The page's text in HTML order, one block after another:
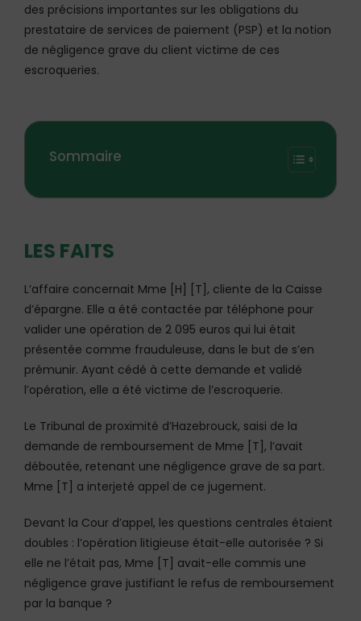
des précisions importantes sur les obligations du
prestataire de services de paiement (PSP) et la notion
de négligence grave du client victime de ces
escroqueries.
Sommaire
LES FAITS
L’affaire concernait Mme [H] [T], cliente de la Caisse
d’épargne. Elle a été contactée par téléphone pour
valider une opération de 2 095 euros qui lui était
présentée comme frauduleuse, dans le but de s’en
prémunir. Ayant cédé à cette demande et validé
l’opération, elle a été victime de l’escroquerie.
Le Tribunal de proximité d’Hazebrouck, saisi de la
demande de remboursement de Mme [T], l’avait
déboutée, retenant une négligence grave de sa part.
Mme [T] a interjeté appel de ce jugement.
Devant la Cour d’appel, les questions centrales étaient
doubles : l’opération litigieuse était-elle autorisée ? Si
elle ne l’était pas, Mme [T] avait-elle commis une
négligence grave justifiant le refus de remboursement
par la banque ?